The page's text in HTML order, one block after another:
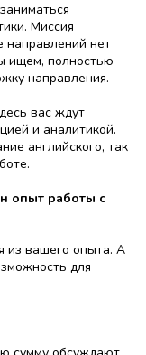
Миссия
направлений нет
ищем, полностью
направления.
вас ждут
и аналитикой.
английского, так
опыт работы с
из вашего опыта. А
для